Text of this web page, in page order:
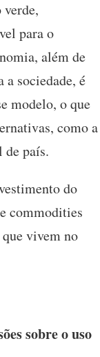
para o
além de
a sociedade, é
modelo, o que
como a
de país.
do
commodities
vivem no
sobre o uso